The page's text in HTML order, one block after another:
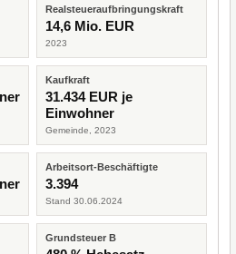
Realsteueraufbringungskraft
14,6 Mio. EUR
2023
Kaufkraft
31.434 EUR je
Einwohner
Gemeinde, 2023
Arbeitsort-Beschäftigte
3.394
Stand 30.06.2024
Grundsteuer B